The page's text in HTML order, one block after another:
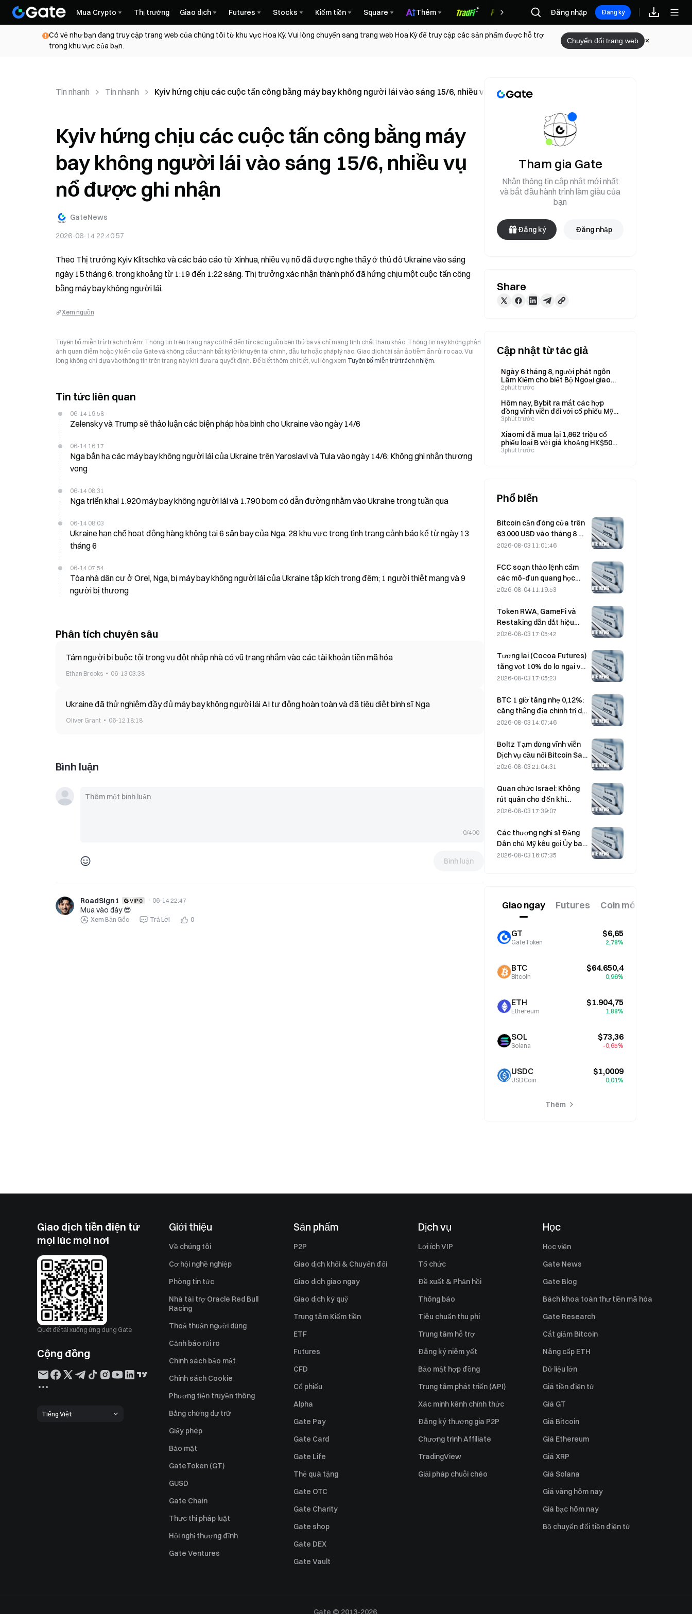
Mua Crypto Thị trường Giao dịch Futures Stocks Kiếm tiền Square Thêm Phần thưởng
Đăng nhập Đăng ký
Có vẻ như bạn đang truy cập trang web của chúng tôi từ khu vực Hoa Kỳ. Vui lòng chuyển sang trang web Hoa Kỳ để truy cập các sản phẩm được hỗ trợ
trong khu vực của bạn.
Chuyển đổi trang web
Tin nhanh Tin nhanh Kyiv hứng chịu các cuộc tấn công bằng máy bay không người lái vào sáng 15/6, nhiều vụ nổ được ghi nhận
Kyiv hứng chịu các cuộc tấn công bằng máy
bay không người lái vào sáng 15/6, nhiều vụ
nổ được ghi nhận
GateNews
2026-06-14 22:40:57
Theo Thị trưởng Kyiv Klitschko và các báo cáo từ Xinhua, nhiều vụ nổ đã được nghe thấy ở thủ đô Ukraine vào sáng
ngày 15 tháng 6, trong khoảng từ 1:19 đến 1:22 sáng. Thị trưởng xác nhận thành phố đã hứng chịu một cuộc tấn công
bằng máy bay không người lái.
Xem nguồn
Tuyên bố miễn trừ trách nhiệm: Thông tin trên trang này có thể đến từ các nguồn bên thứ ba và chỉ mang tính chất tham khảo. Thông tin này không phản
ánh quan điểm hoặc ý kiến của Gate và không cấu thành bất kỳ lời khuyên tài chính, đầu tư hoặc pháp lý nào. Giao dịch tài sản ảo tiềm ẩn rủi ro cao. Vui
lòng không chỉ dựa vào thông tin trên trang này khi đưa ra quyết định. Để biết thêm chi tiết, vui lòng xem Tuyên bố miễn trừ trách nhiệm.
Tin tức liên quan
06-14 19:58
Zelensky và Trump sẽ thảo luận các biện pháp hòa bình cho Ukraine vào ngày 14/6
06-14 16:17
Nga bắn hạ các máy bay không người lái của Ukraine trên Yaroslavl và Tula vào ngày 14/6; Không ghi nhận thương
vong
06-14 08:31
Nga triển khai 1.920 máy bay không người lái và 1.790 bom có dẫn đường nhằm vào Ukraine trong tuần qua
06-14 08:03
Ukraine hạn chế hoạt động hàng không tại 6 sân bay của Nga, 28 khu vực trong tình trạng cảnh báo kể từ ngày 13
tháng 6
06-14 07:54
Tòa nhà dân cư ở Orel, Nga, bị máy bay không người lái của Ukraine tập kích trong đêm; 1 người thiệt mạng và 9
người bị thương
Phân tích chuyên sâu
Tám người bị buộc tội trong vụ đột nhập nhà có vũ trang nhắm vào các tài khoản tiền mã hóa
Ethan Brooks 06-13 03:38
Ukraine đã thử nghiệm đầy đủ máy bay không người lái AI tự động hoàn toàn và đã tiêu diệt binh sĩ Nga
Oliver Grant 06-12 18:18
Bình luận
0/400
Bình luận
RoadSign1 · 06-14 22:47
Mua vào đáy 😎
Xem Bản Gốc Trả Lời 0
Tham gia Gate
Nhận thông tin cập nhật mới nhất
và bắt đầu hành trình làm giàu của
bạn
Đăng ký Đăng nhập
Share
Cập nhật từ tác giả
Ngày 6 tháng 8, người phát ngôn
Lâm Kiếm cho biết Bộ Ngoại giao
Trung Quốc sẵn sàng đối thoại với
2phút trước
Hôm nay, Bybit ra mắt các hợp
đồng vĩnh viễn đối với cổ phiếu Mỹ
UBER, NVO và NET, với đòn bẩy lên
3phút trước
Xiaomi đã mua lại 1,862 triệu cổ
phiếu loại B với giá khoảng HK$50M
vào ngày 6 tháng 8.
3phút trước
Phổ biến
Bitcoin cần đóng cửa trên
63.000 USD vào tháng 8 để
xác nhận đáy của thị
cứu 10x cho biết
2026-08-03 11:01:46
FCC soạn thảo lệnh cấm
các mô-đun quang học
của Trung Quốc dùng cho
có nguy cơ bị ảnh hưởng
tới 27% thị phần
2026-08-04 11:19:53
Token RWA, GameFi và
Restaking dẫn dắt hiệu
suất thị trường trong
2026-08-03 17:05:42
Tương lai (Cocoa Futures)
tăng vọt 10% do lo ngại về
Cung, hướng tới mức 6.000
2026-08-03 17:05:23
BTC 1 giờ tăng nhẹ 0,12%:
căng thẳng địa chính trị dịu
lại và tâm lý vĩ mô đồng
ngắn hạn
2026-08-03 14:07:46
Boltz Tạm dừng vĩnh viễn
Dịch vụ cầu nối Bitcoin Sau
các cuộc tấn công được
2026-08-03 21:04:31
Quan chức Israel: Không
rút quân cho đến khi
Hamas giải giáp
2026-08-03 17:39:07
Các thượng nghị sĩ Đảng
Dân chủ Mỹ kêu gọi Ủy ban
Giao dịch Hàng hóa Tương
kỷ lục
2026-08-03 16:07:35
Giao ngay Futures Coin mới
GT
GateToken
$6,65
2,78%
BTC
Bitcoin
$64.650,4
0,96%
ETH
Ethereum
$1.904,75
1,88%
SOL
Solana
$73,36
-0,65%
USDC
USDCoin
$1,0009
0,01%
Thêm
Giao dịch tiền điện tử
mọi lúc mọi nơi
Quét để tải xuống ứng dụng Gate
Cộng đồng
Tiếng Việt
Giới thiệu
Về chúng tôi
Cơ hội nghề nghiệp
Phòng tin tức
Nhà tài trợ Oracle Red Bull
Racing
Thoả thuận người dùng
Cảnh báo rủi ro
Chính sách bảo mật
Chính sách Cookie
Phương tiện truyền thông
Bằng chứng dự trữ
Giấy phép
Bảo mật
GateToken (GT)
GUSD
Gate Chain
Thực thi pháp luật
Hội nghị thượng đỉnh
Gate Ventures
Sản phẩm
P2P
Giao dịch khối & Chuyển đổi
Giao dịch giao ngay
Giao dịch ký quỹ
Trung tâm Kiếm tiền
ETF
Futures
CFD
Cổ phiếu
Alpha
Gate Pay
Gate Card
Gate Life
Thẻ quà tặng
Gate OTC
Gate Charity
Gate shop
Gate DEX
Gate Vault
Dịch vụ
Lợi ích VIP
Tổ chức
Đề xuất & Phản hồi
Thông báo
Tiêu chuẩn thu phí
Trung tâm hỗ trợ
Đăng ký niêm yết
Bảo mật hợp đồng
Trung tâm phát triển (API)
Xác minh kênh chính thức
Đăng ký thương gia P2P
Chương trình Affiliate
TradingView
Giải pháp chuỗi chéo
Học
Học viện
Gate News
Gate Blog
Bách khoa toàn thư tiền mã hóa
Gate Research
Cắt giảm Bitcoin
Nâng cấp ETH
Dữ liệu lớn
Giá tiền điện tử
Giá GT
Giá Bitcoin
Giá Ethereum
Giá XRP
Giá Solana
Giá vàng hôm nay
Giá bạc hôm nay
Bộ chuyển đổi tiền điện tử
Gate © 2013-2026.